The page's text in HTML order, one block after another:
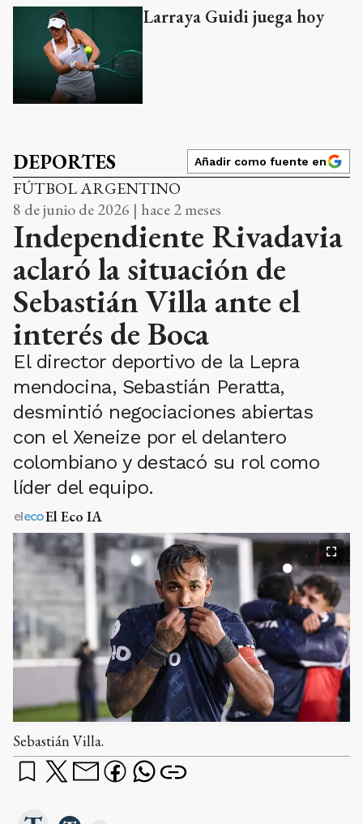
Larraya Guidi juega hoy
DEPORTES Añadir como fuente en
FÚTBOL ARGENTINO
8 de junio de 2026 | hace 2 meses
Independiente Rivadavia
aclaró la situación de
Sebastián Villa ante el
interés de Boca
El director deportivo de la Lepra
mendocina, Sebastián Peratta,
desmintió negociaciones abiertas
con el Xeneize por el delantero
colombiano y destacó su rol como
líder del equipo.
El Eco IA
Sebastián Villa.